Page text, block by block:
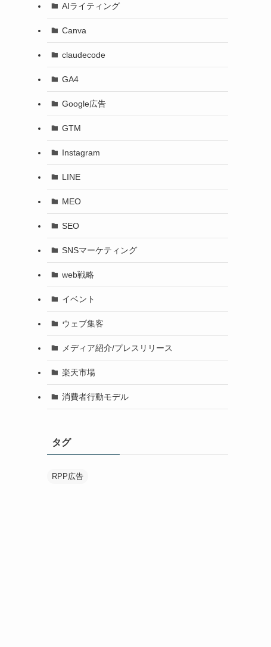
AIライティング
Canva
claudecode
GA4
Google広告
GTM
Instagram
LINE
MEO
SEO
SNSマーケティング
web戦略
イベント
ウェブ集客
メディア紹介/プレスリリース
楽天市場
消費者行動モデル
タグ
RPP広告